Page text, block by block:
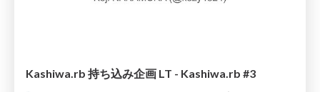
Kashiwa.rb 持ち込み企画 LT - Kashiwa.rb #3